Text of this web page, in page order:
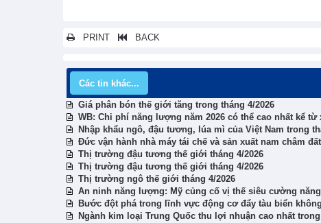
PRINT BACK
Các tin khác...
Giá phân bón thế giới tăng trong tháng 4/2026
WB: Chi phí năng lượng năm 2026 có thể cao nhất kể từ
Nhập khẩu ngô, đậu tương, lúa mì của Việt Nam trong
Đức vận hành nhà máy tái chế và sản xuất nam châm
Thị trường đậu tương thế giới tháng 4/2026
Thị trường đậu tương thế giới tháng 4/2026
Thị trường ngô thế giới tháng 4/2026
An ninh năng lượng: Mỹ củng cố vị thế siêu cường
Bước đột phá trong lĩnh vực động cơ đẩy tàu biển
Ngành kim loại Trung Quốc thu lợi nhuận cao nhất